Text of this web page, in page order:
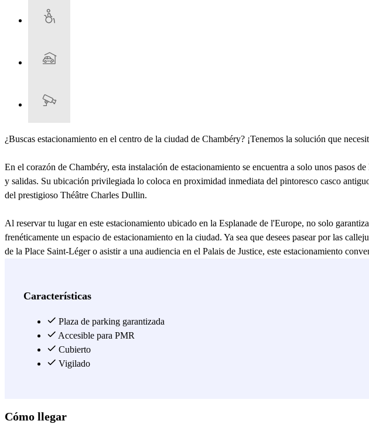
¿Buscas estacionamiento en el centro de la ciudad de Chambéry? ¡Tenemos la solución que
En el corazón de Chambéry, esta instalación de estacionamiento se encuentra a solo unos pasos
y salidas. Su ubicación privilegiada lo coloca en proximidad inmediata del pintoresco casco
del prestigioso Théâtre Charles Dullin.
Al reservar tu lugar en este estacionamiento ubicado en la Esplanade de l'Europe, no solo
frenéticamente un espacio de estacionamiento en la ciudad. Ya sea que desees pasear por las
de la Place Saint-Léger o asistir a una audiencia en el Palais de Justice, este estacionamiento
Ver más
Características
Plaza de parking garantizada
Accesible para PMR
Cubierto
Vigilado
Cómo llegar